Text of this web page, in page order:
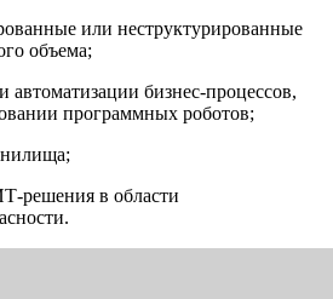
или неструктурированные
объема;
бизнес-процессов,
программных роботов;
решения в области